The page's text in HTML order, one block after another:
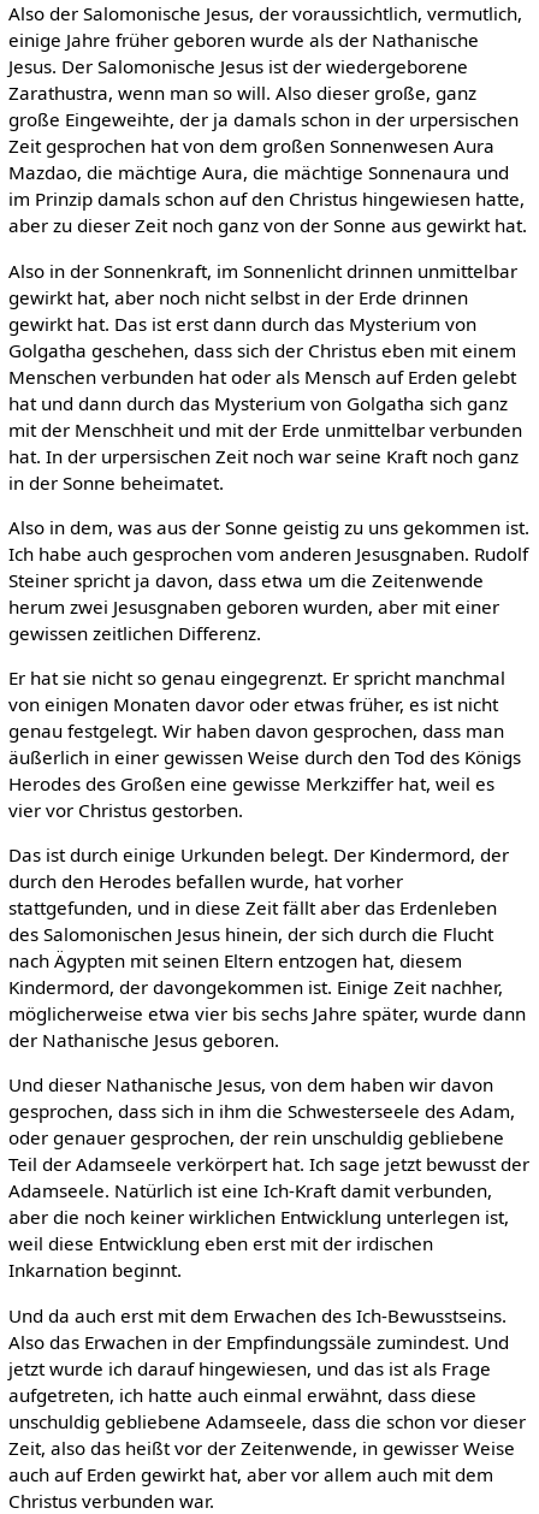
Also der Salomonische Jesus, der voraussichtlich, vermutlich,
einige Jahre früher geboren wurde als der Nathanische
Jesus. Der Salomonische Jesus ist der wiedergeborene
Zarathustra, wenn man so will. Also dieser große, ganz
große Eingeweihte, der ja damals schon in der urpersischen
Zeit gesprochen hat von dem großen Sonnenwesen Aura
Mazdao, die mächtige Aura, die mächtige Sonnenaura und
im Prinzip damals schon auf den Christus hingewiesen hatte,
aber zu dieser Zeit noch ganz von der Sonne aus gewirkt hat.
Also in der Sonnenkraft, im Sonnenlicht drinnen unmittelbar
gewirkt hat, aber noch nicht selbst in der Erde drinnen
gewirkt hat. Das ist erst dann durch das Mysterium von
Golgatha geschehen, dass sich der Christus eben mit einem
Menschen verbunden hat oder als Mensch auf Erden gelebt
hat und dann durch das Mysterium von Golgatha sich ganz
mit der Menschheit und mit der Erde unmittelbar verbunden
hat. In der urpersischen Zeit noch war seine Kraft noch ganz
in der Sonne beheimatet.
Also in dem, was aus der Sonne geistig zu uns gekommen ist.
Ich habe auch gesprochen vom anderen Jesusgnaben. Rudolf
Steiner spricht ja davon, dass etwa um die Zeitenwende
herum zwei Jesusgnaben geboren wurden, aber mit einer
gewissen zeitlichen Differenz.
Er hat sie nicht so genau eingegrenzt. Er spricht manchmal
von einigen Monaten davor oder etwas früher, es ist nicht
genau festgelegt. Wir haben davon gesprochen, dass man
äußerlich in einer gewissen Weise durch den Tod des Königs
Herodes des Großen eine gewisse Merkziffer hat, weil es
vier vor Christus gestorben.
Das ist durch einige Urkunden belegt. Der Kindermord, der
durch den Herodes befallen wurde, hat vorher
stattgefunden, und in diese Zeit fällt aber das Erdenleben
des Salomonischen Jesus hinein, der sich durch die Flucht
nach Ägypten mit seinen Eltern entzogen hat, diesem
Kindermord, der davongekommen ist. Einige Zeit nachher,
möglicherweise etwa vier bis sechs Jahre später, wurde dann
der Nathanische Jesus geboren.
Und dieser Nathanische Jesus, von dem haben wir davon
gesprochen, dass sich in ihm die Schwesterseele des Adam,
oder genauer gesprochen, der rein unschuldig gebliebene
Teil der Adamseele verkörpert hat. Ich sage jetzt bewusst der
Adamseele. Natürlich ist eine Ich-Kraft damit verbunden,
aber die noch keiner wirklichen Entwicklung unterlegen ist,
weil diese Entwicklung eben erst mit der irdischen
Inkarnation beginnt.
Und da auch erst mit dem Erwachen des Ich-Bewusstseins.
Also das Erwachen in der Empfindungssäle zumindest. Und
jetzt wurde ich darauf hingewiesen, und das ist als Frage
aufgetreten, ich hatte auch einmal erwähnt, dass diese
unschuldig gebliebene Adamseele, dass die schon vor dieser
Zeit, also das heißt vor der Zeitenwende, in gewisser Weise
auch auf Erden gewirkt hat, aber vor allem auch mit dem
Christus verbunden war.